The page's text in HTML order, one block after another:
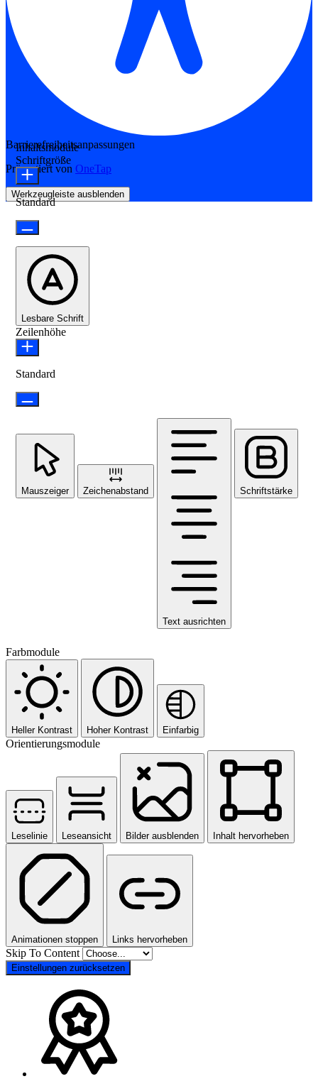
Barrierefreiheitsanpassungen
Präsentiert von OneTap
Werkzeugleiste ausblenden
Inhaltsmodule
Schriftgröße
Standard
Lesbare Schrift
Zeilenhöhe
Standard
Mauszeiger Zeichenabstand
Text ausrichten
Schriftstärke
Farbmodule
Heller Kontrast Hoher Kontrast Einfarbig
Orientierungsmodule
Leselinie Leseansicht Bilder ausblenden Inhalt hervorheben
Animationen stoppen Links hervorheben
Skip To Content
Einstellungen zurücksetzen